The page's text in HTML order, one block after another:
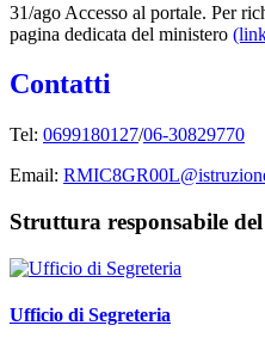
31/ago Accesso al portale. Per
pagina dedicata del ministero
Contatti
Tel: 0699180127/06-30829770
Email:
Struttura responsabile
Ufficio di Segreteria